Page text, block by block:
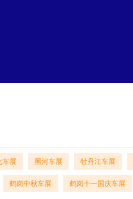
车展 黑河车展 牡丹江车展
鹤岗中秋车展 鹤岗十一国庆车展